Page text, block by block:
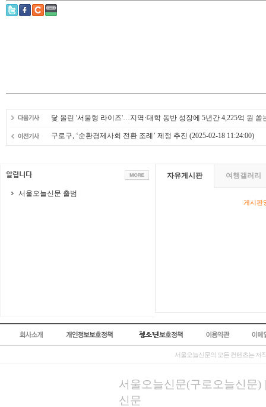
닻 올린 '서울형 라이즈'…지역·대학 동반 성장에 5년간 4,225억 원 쏟
구로구, ‘순환경제사회 전환 조례’ 제정 추진 (2025-02-18 11:24:00)
서울오늘신문 출범
자유게시판 여행갤러리
게시판
서울오늘신문의 모든 컨텐츠는 저
서울오늘신문(구로오늘신문)
신문